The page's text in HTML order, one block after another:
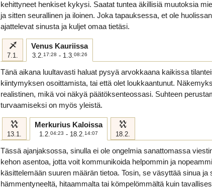
kehittyneet henkiset kykysi. Saatat tuntea äkillisiä muutoksia
ja sitten seurallinen ja iloinen. Joka tapauksessa, et ole
ajattelevat sinusta ja kuljet omaa tietäsi.
i
7.1.
Venus Kauriissa
3.2. 17:28 - 1.3. 08:26
Tänä aikana luultavasti haluat pysyä arvokkaana kaikissa
kiintymyksen osoittamista, tai että olet loukkaantunut.
realistinen, mikä voi näkyä päätöksenteossasi. Suhteen
turvaamiseksi on myös yleistä.
k
13.1.
Merkurius Kaloissa
1.2. 04:23 - 18.2. 14:07
k
18.2.
Tässä ajanjaksossa, sinulla ei ole ongelmia sanattomassa
kehon asentoa, jotta voit kommunikoida helpommin ja
käsittelemään suuren määrän tietoa. Tosin, se väsyttää sinua ja
hämmentyneeltä, hitaammalta tai kömpelömmältä kuin